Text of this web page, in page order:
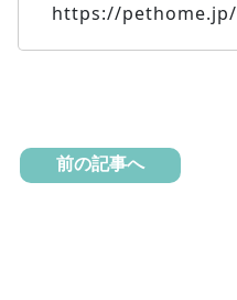
https://pethome.jp/
前の記事へ